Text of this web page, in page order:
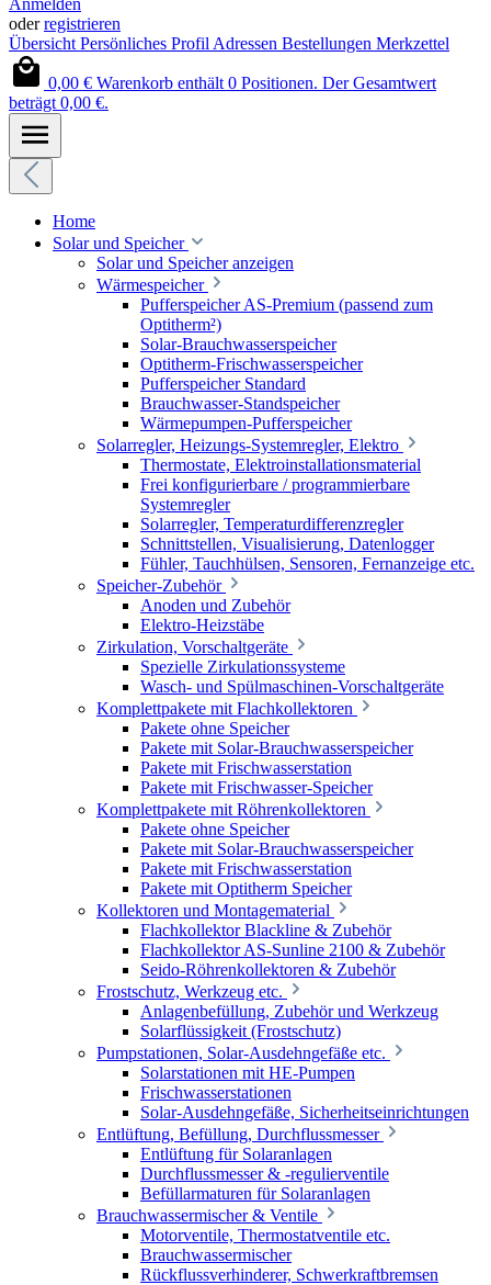
Anmelden
oderregistrieren
Übersicht Persönliches Profil Adressen Bestellungen Merkzettel
0,00 € Warenkorb enthält 0 Positionen. Der Gesamtwert
beträgt 0,00 €.
Home
Solar und Speicher
Solar und Speicher anzeigen
Wärmespeicher
Pufferspeicher AS-Premium (passend zum
Optitherm²)
Solar-Brauchwasserspeicher
Optitherm-Frischwasserspeicher
Pufferspeicher Standard
Brauchwasser-Standspeicher
Wärmepumpen-Pufferspeicher
Solarregler, Heizungs-Systemregler, Elektro
Thermostate, Elektroinstallationsmaterial
Frei konfigurierbare / programmierbare
Systemregler
Solarregler, Temperaturdifferenzregler
Schnittstellen, Visualisierung, Datenlogger
Fühler, Tauchhülsen, Sensoren, Fernanzeige etc.
Speicher-Zubehör
Anoden und Zubehör
Elektro-Heizstäbe
Zirkulation, Vorschaltgeräte
Spezielle Zirkulationssysteme
Wasch- und Spülmaschinen-Vorschaltgeräte
Komplettpakete mit Flachkollektoren
Pakete ohne Speicher
Pakete mit Solar-Brauchwasserspeicher
Pakete mit Frischwasserstation
Pakete mit Frischwasser-Speicher
Komplettpakete mit Röhrenkollektoren
Pakete ohne Speicher
Pakete mit Solar-Brauchwasserspeicher
Pakete mit Frischwasserstation
Pakete mit Optitherm Speicher
Kollektoren und Montagematerial
Flachkollektor Blackline & Zubehör
Flachkollektor AS-Sunline 2100 & Zubehör
Seido-Röhrenkollektoren & Zubehör
Frostschutz, Werkzeug etc.
Anlagenbefüllung, Zubehör und Werkzeug
Solarflüssigkeit (Frostschutz)
Pumpstationen, Solar-Ausdehngefäße etc.
Solarstationen mit HE-Pumpen
Frischwasserstationen
Solar-Ausdehngefäße, Sicherheitseinrichtungen
Entlüftung, Befüllung, Durchflussmesser
Entlüftung für Solaranlagen
Durchflussmesser & -regulierventile
Befüllarmaturen für Solaranlagen
Brauchwassermischer & Ventile
Motorventile, Thermostatventile etc.
Brauchwassermischer
Rückflussverhinderer, Schwerkraftbremsen